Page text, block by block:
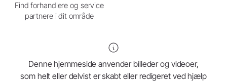
Find forhandlere og service
partnere i dit område
Denne hjemmeside anvender billeder og videoer,
som helt eller delvist er skabt eller redigeret ved hjælp